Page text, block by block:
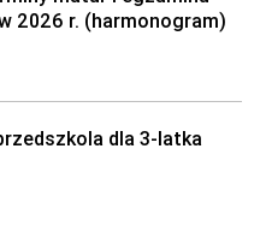
2026 r. (harmonogram)
dla 3-latka